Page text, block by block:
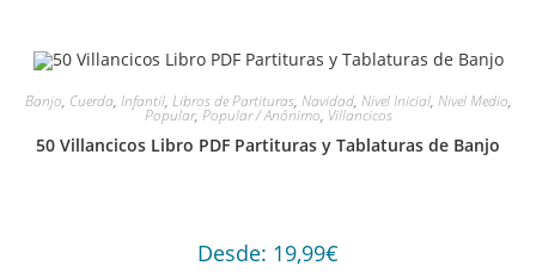
Banjo, Cuerda, Infantil, Libros de Partituras, Navidad, Nivel Inicial, Nivel Medio,
Popular, Popular / Anónimo, Villancicos
50 Villancicos Libro PDF Partituras y Tablaturas de Banjo
Desde: 19,99€